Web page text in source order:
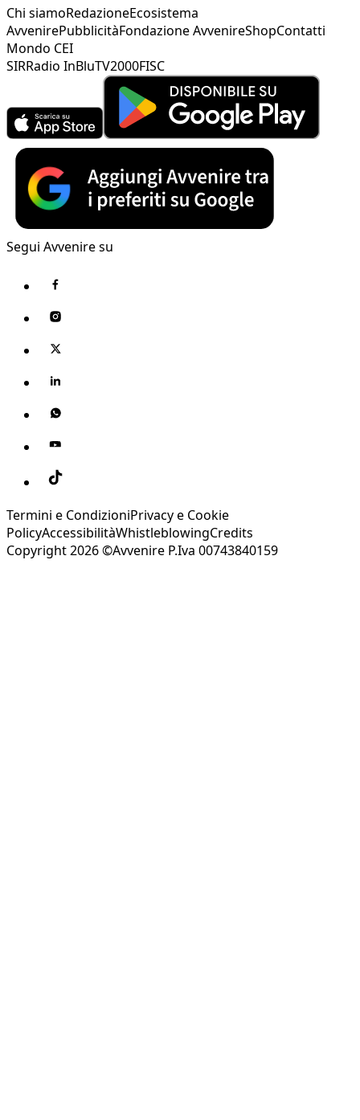
Chi siamoRedazioneEcosistema
AvvenirePubblicitàFondazione AvvenireShopContatti
Mondo CEI
SIRRadio InBluTV2000FISC
Segui Avvenire su
Termini e CondizioniPrivacy e Cookie
PolicyAccessibilitàWhistleblowingCredits
Copyright 2026 ©Avvenire P.Iva 00743840159